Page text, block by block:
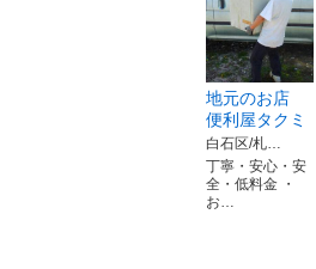
地元のお店
便利屋タクミ
白石区/札…
丁寧・安心・安
全・低料金 ・
お…